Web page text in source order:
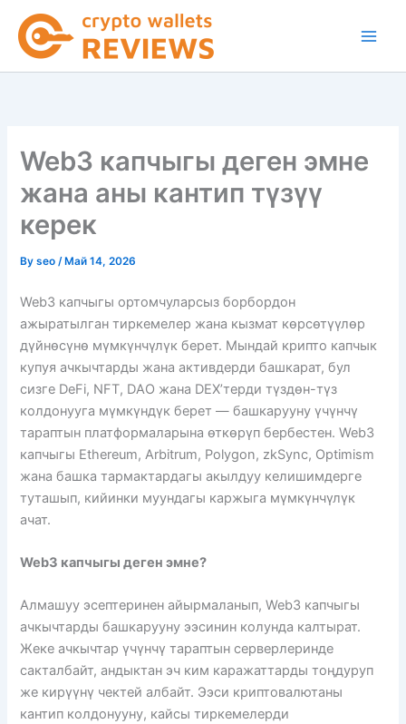
content
Web3 капчыгы деген эмне
жана аны кантип түзүү
керек
Byseo/ Май 14, 2026
Web3 капчыгы ортомчуларсыз борбордон
ажыратылган тиркемелер жана кызмат көрсөтүүлөр
дүйнөсүнө мүмкүнчүлүк берет. Мындай крипто капчык
купуя ачкычтарды жана активдерди башкарат, бул
сизге DeFi, NFT, DAO жана DEX’терди түздөн-түз
колдонууга мүмкүндүк берет — башкарууну үчүнчү
тараптын платформаларына өткөрүп бербестен. Web3
капчыгы Ethereum, Arbitrum, Polygon, zkSync, Optimism
жана башка тармактардагы акылдуу келишимдерге
туташып, кийинки муундагы каржыга мүмкүнчүлүк
ачат.
Web3 капчыгы деген эмне?
Алмашуу эсептеринен айырмаланып, Web3 капчыгы
ачкычтарды башкарууну ээсинин колунда калтырат.
Жеке ачкычтар үчүнчү тараптын серверлеринде
сакталбайт, андыктан эч ким каражаттарды тоңдуруп
же кирүүнү чектей албайт. Ээси криптовалютаны
кантип колдонууну, кайсы тиркемелерди